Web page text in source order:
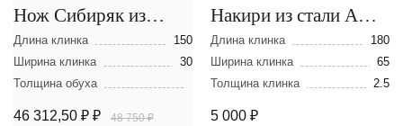
Нож Сибиряк из
ламинированной
стали
Длина клинка
150
Ширина клинка
30
Толщина обуха
46 312,50 ₽ ₽ 48 750 ₽
Накири из стали AUS-
8
Длина клинка
180
Ширина клинка
65
Толщина клинка
2.5
5 000 ₽